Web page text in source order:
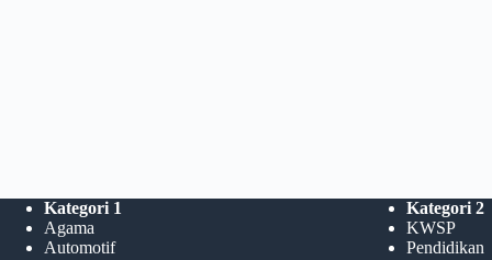
Kategori 1
Agama
Automotif
Kategori 2
KWSP
Pendidikan